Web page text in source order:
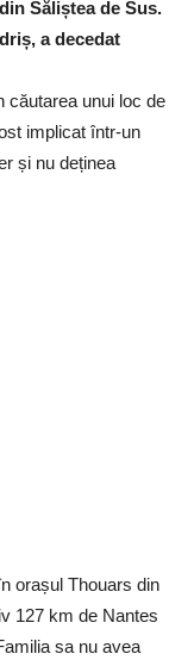
Săliștea de Sus.
a decedat
căutarea unui loc de
implicat într-un
și nu deținea
orașul Thouars din
127 km de Nantes
sa nu avea